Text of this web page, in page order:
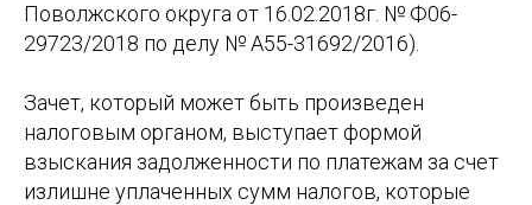
Поволжского округа от 16.02.2018г. № Ф06-
29723/2018 по делу № А55-31692/2016).
Зачет, который может быть произведен
налоговым органом, выступает формой
взыскания задолженности по платежам за счет
излишне уплаченных сумм налогов, которые